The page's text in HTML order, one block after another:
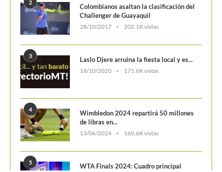
5 WTA Finals 2024: Cuadro principal
29/10/2024 156,7K vistas